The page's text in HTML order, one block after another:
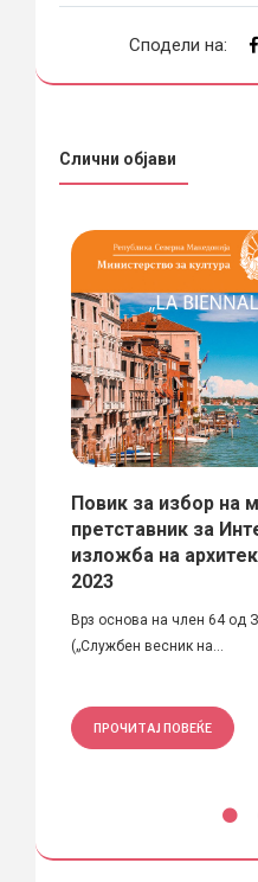
Сподели на:
Слични објави
Повик за избор на
претставник за
изложба на
2023
Врз основа на член 64 од
(„Службен весник на...
ПРОЧИТАЈ ПОВЕЌЕ